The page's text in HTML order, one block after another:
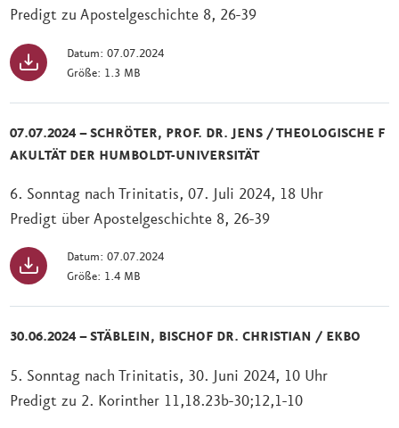
Predigt zu Apostelgeschichte 8, 26-39
Datum: 07.07.2024
Größe: 1.3 MB
07.07.2024 – SCHRÖTER, PROF. DR. JENS / THEOLOGISCHE F
AKULTÄT DER HUMBOLDT-UNIVERSITÄT
6. Sonntag nach Trinitatis, 07. Juli 2024, 18 Uhr
Predigt über Apostelgeschichte 8, 26-39
Datum: 07.07.2024
Größe: 1.4 MB
30.06.2024 – STÄBLEIN, BISCHOF DR. CHRISTIAN / EKBO
5. Sonntag nach Trinitatis, 30. Juni 2024, 10 Uhr
Predigt zu 2. Korinther 11,18.23b-30;12,1-10